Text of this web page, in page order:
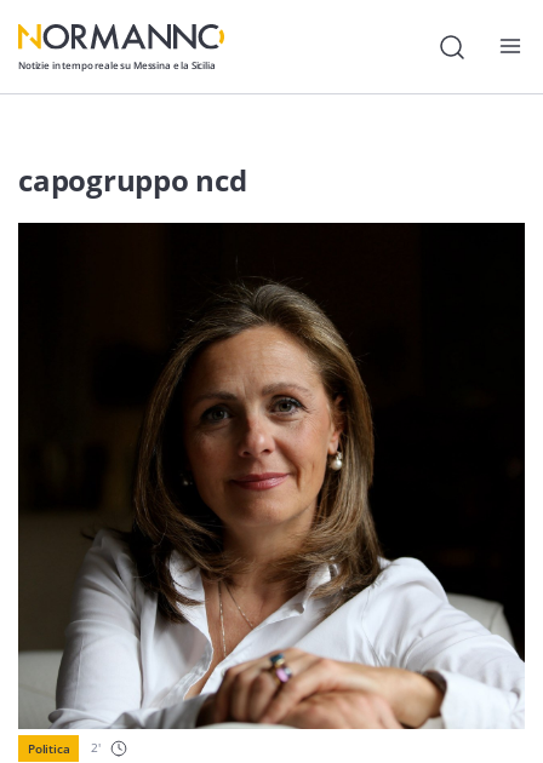
Notizie in tempo reale su Messina e la Sicilia
Cronaca
Economia
Sicilia
Servizi
capogruppo ncd
Politica 2'